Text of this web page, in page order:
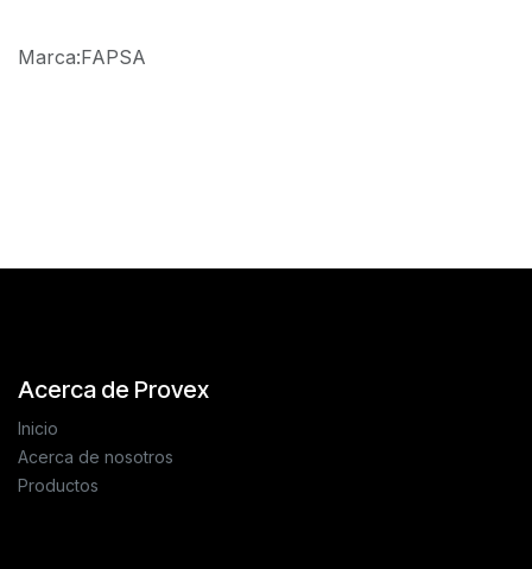
Marca:FAPSA
Acerca de Provex
Inicio
Acerca de nosotros
Productos